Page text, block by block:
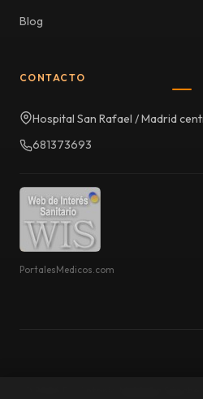
Blog
CONTACTO
Hospital San Rafael / Madrid
681373693
PortalesMedicos.com